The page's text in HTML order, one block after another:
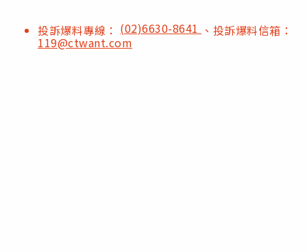
投訴爆料專線： (02)6630-8641 、投訴爆料信箱：
119@ctwant.com